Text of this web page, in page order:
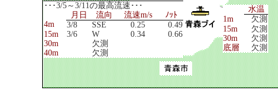
･･･3/5～3/11の最高流速･･･
月日
流向 流速m/s
ﾉｯﾄ
4m
3/8 SSE 0.25
0.49
15m
3/6 W 0.34
0.66
30m
欠測
40m
欠測
水温
1m
欠測
15m
欠測
30m
欠測
底層
欠測